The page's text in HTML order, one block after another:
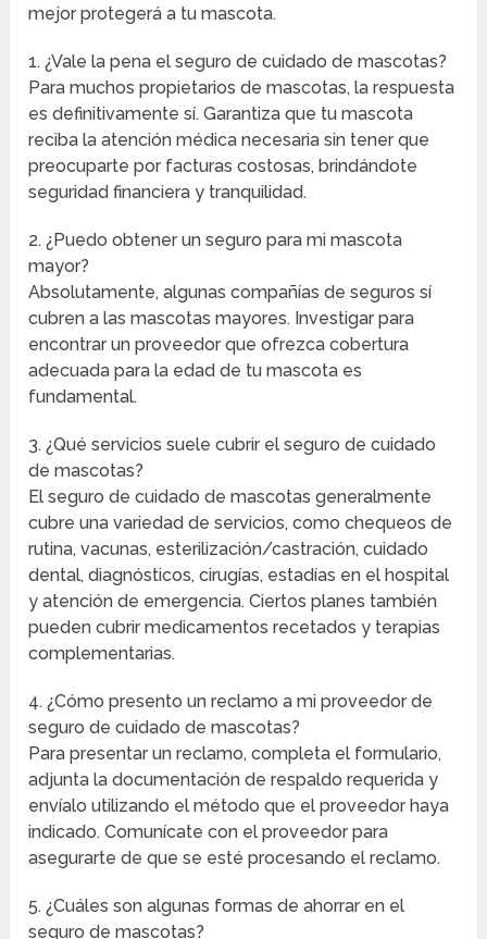
mejor protegerá a tu mascota.
1. ¿Vale la pena el seguro de cuidado de mascotas?
Para muchos propietarios de mascotas, la respuesta
es definitivamente sí. Garantiza que tu mascota
reciba la atención médica necesaria sin tener que
preocuparte por facturas costosas, brindándote
seguridad financiera y tranquilidad.
2. ¿Puedo obtener un seguro para mi mascota
mayor?
Absolutamente, algunas compañías de seguros sí
cubren a las mascotas mayores. Investigar para
encontrar un proveedor que ofrezca cobertura
adecuada para la edad de tu mascota es
fundamental.
3. ¿Qué servicios suele cubrir el seguro de cuidado
de mascotas?
El seguro de cuidado de mascotas generalmente
cubre una variedad de servicios, como chequeos de
rutina, vacunas, esterilización/castración, cuidado
dental, diagnósticos, cirugías, estadías en el hospital
y atención de emergencia. Ciertos planes también
pueden cubrir medicamentos recetados y terapias
complementarias.
4. ¿Cómo presento un reclamo a mi proveedor de
seguro de cuidado de mascotas?
Para presentar un reclamo, completa el formulario,
adjunta la documentación de respaldo requerida y
envíalo utilizando el método que el proveedor haya
indicado. Comunícate con el proveedor para
asegurarte de que se esté procesando el reclamo.
5. ¿Cuáles son algunas formas de ahorrar en el
seguro de mascotas?